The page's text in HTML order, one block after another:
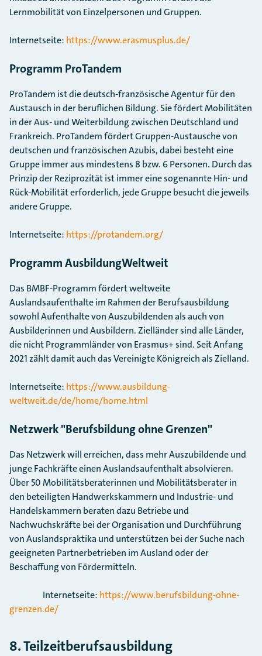
Lernmobilität von Einzelpersonen und Gruppen.
Internetseite: https://www.erasmusplus.de/
Programm ProTandem
ProTandem ist die deutsch-französische Agentur für den
Austausch in der beruflichen Bildung. Sie fördert Mobilitäten
in der Aus- und Weiterbildung zwischen Deutschland und
Frankreich. ProTandem fördert Gruppen-Austausche von
deutschen und französischen Azubis, dabei besteht eine
Gruppe immer aus mindestens 8 bzw. 6 Personen. Durch das
Prinzip der Reziprozität ist immer eine sogenannte Hin- und
Rück-Mobilität erforderlich, jede Gruppe besucht die jeweils
andere Gruppe.
Internetseite: https://protandem.org/
Programm AusbildungWeltweit
Das BMBF-Programm fördert weltweite
Auslandsaufenthalte im Rahmen der Berufsausbildung
sowohl Aufenthalte von Auszubildenden als auch von
Ausbilderinnen und Ausbildern. Zielländer sind alle Länder,
die nicht Programmländer von Erasmus+ sind. Seit Anfang
2021 zählt damit auch das Vereinigte Königreich als Zielland.
Internetseite: https://www.ausbildung-
weltweit.de/de/home/home.html
Netzwerk "Berufsbildung ohne Grenzen"
Das Netzwerk will erreichen, dass mehr Auszubildende und
junge Fachkräfte einen Auslandsaufenthalt absolvieren.
Über 50 Mobilitätsberaterinnen und Mobilitätsberater in
den beteiligten Handwerkskammern und Industrie- und
Handelskammern beraten dazu Betriebe und
Nachwuchskräfte bei der Organisation und Durchführung
von Auslandspraktika und unterstützen bei der Suche nach
geeigneten Partnerbetrieben im Ausland oder der
Beschaffung von Fördermitteln.
Internetseite: https://www.berufsbildung-ohne-
grenzen.de/
8. Teilzeitberufsausbildung